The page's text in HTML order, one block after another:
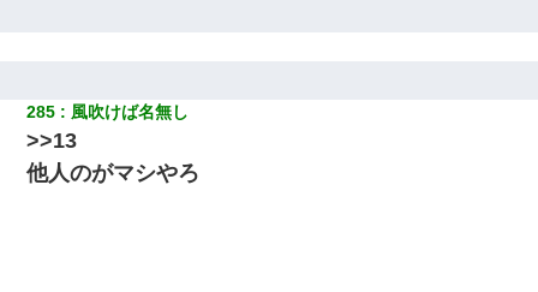
嫁に不倫されたから嫁と不倫相手に1000万の慰謝料請求した
日曜日、会社の窓を見ると同僚の姿。俺（あれ？ディズニーシー
285 風吹けば名無し
>>13
他人のがマシやろ